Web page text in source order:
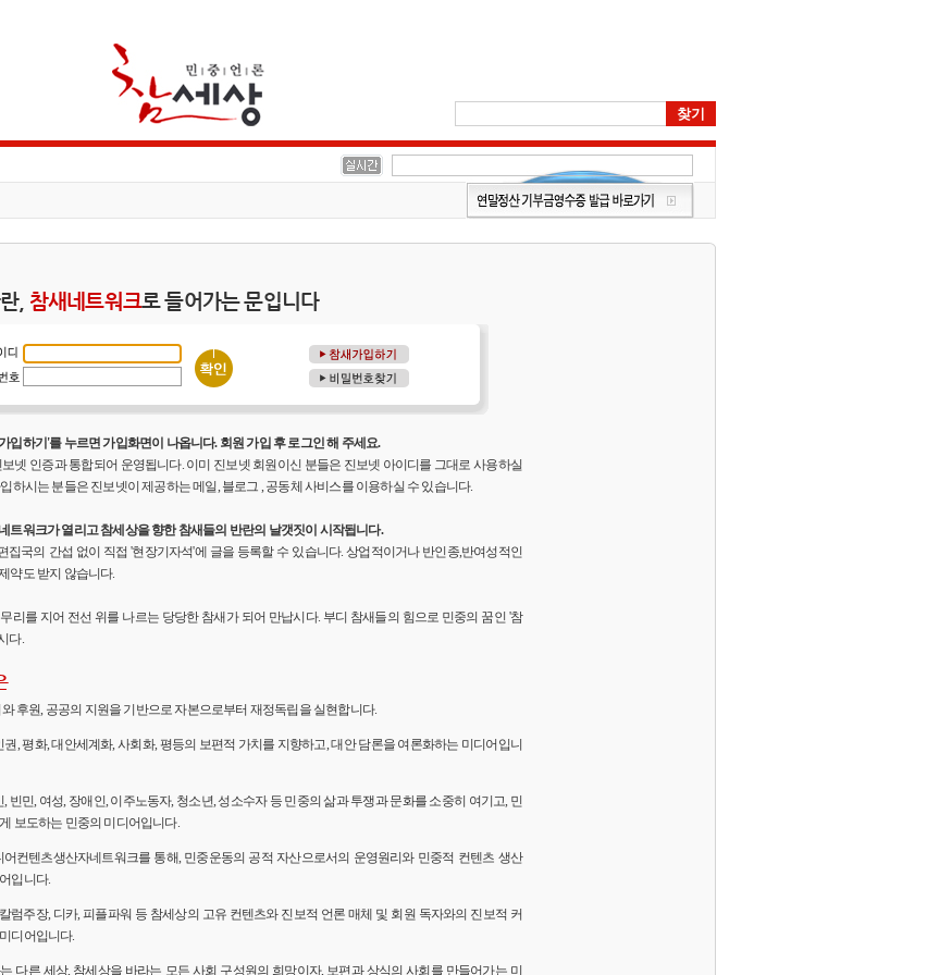
, 참새네트워크로 들어가는 문입니다
입하기'를 누르면 가입화면이 나옵니다. 회원 가입 후 로그인 해 주세요.
넷 인증과 통합되어 운영됩니다. 이미 진보넷 회원이신 분들은 진보넷 아이디를 그대로 사용하실
하시는 분들은 진보넷이 제공하는 메일, 블로그 , 공동체 사비스를 이용하실 수 있습니다.
트워크가 열리고 참세상을 향한 참새들의 반란의 날갯짓이 시작됩니다.
집국의 간섭 없이 직접 '현장기자석'에 글을 등록할 수 있습니다. 상업적이거나 반인종,반여성적인
약도 받지 않습니다.
리를 지어 전선 위를 나르는 당당한 참새가 되어 만납시다. 부디 참새들의 힘으로 민중의 꿈인 '참
다.
후원, 공공의 지원을 기반으로 자본으로부터 재정독립을 실현합니다.
권, 평화, 대안세계화, 사회화, 평등의 보편적 가치를 지향하고, 대안 담론을 여론화하는 미디어입니
빈민, 여성, 장애인, 이주노동자, 청소년, 성소수자 등 민중의 삶과 투쟁과 문화를 소중히 여기고, 민
보도하는 민중의 미디어입니다.
어컨텐츠생산자네트워크를 통해, 민중운동의 공적 자산으로서의 운영원리와 민중적 컨텐츠 생산
입니다.
럼주장, 디카, 피플파워 등 참세상의 고유 컨텐츠와 진보적 언론 매체 및 회원 독자와의 진보적 커
디어입니다.
다른 세상, 참세상을 바라는 모든 사회 구성원의 희망이자, 보편과 상식의 사회를 만들어가는 미